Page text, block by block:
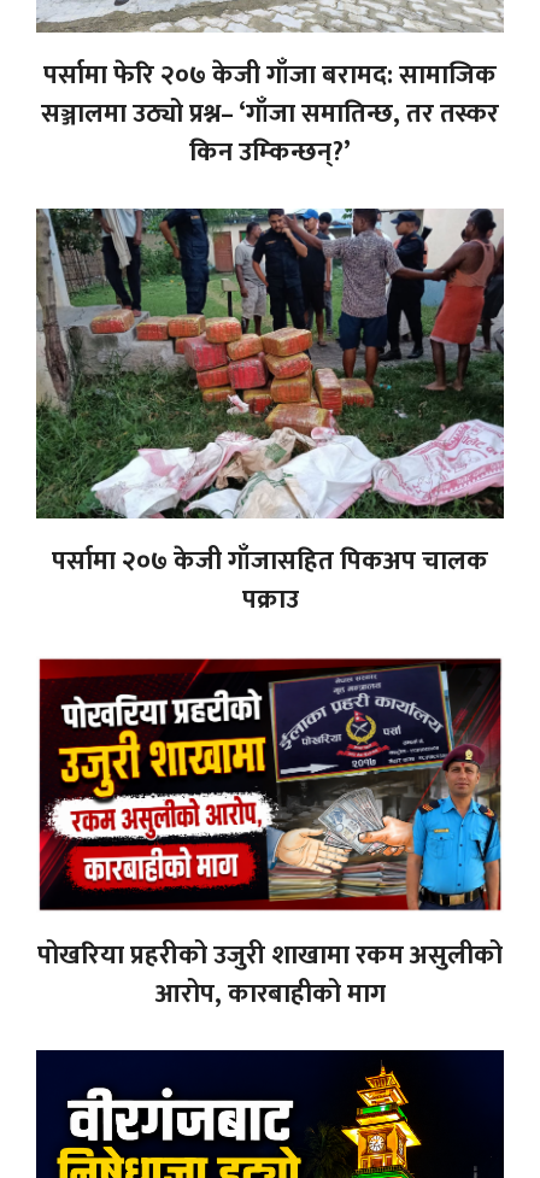
पर्सामा फेरि २०७ केजी गाँजा बरामद: सामाजिक
सञ्जालमा उठ्यो प्रश्न– ‘गाँजा समातिन्छ, तर तस्कर
किन उम्किन्छन्?’
पर्सामा २०७ केजी गाँजासहित पिकअप चालक
पक्राउ
पोखरिया प्रहरीको उजुरी शाखामा रकम असुलीको
आरोप, कारबाहीको माग